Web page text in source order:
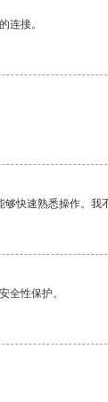
连接。
快速熟悉操作。我
全性保护。